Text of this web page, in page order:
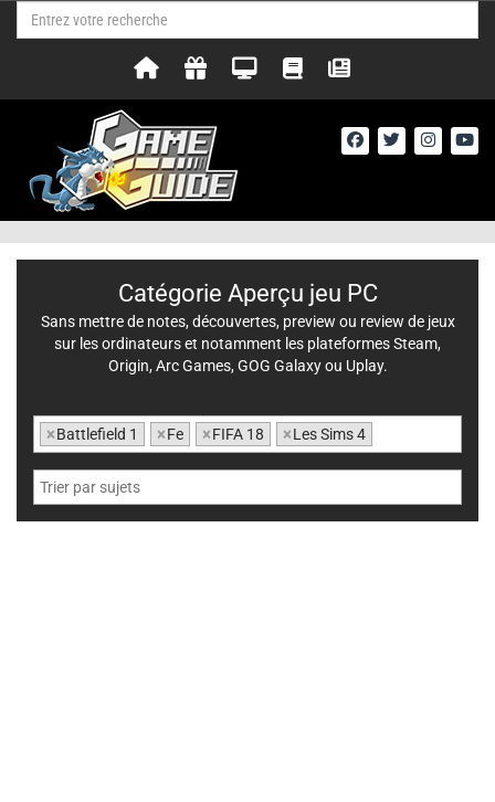
Catégorie Aperçu jeu PC
Sans mettre de notes, découvertes, preview ou review de jeux
sur les ordinateurs et notamment les plateformes Steam,
Origin, Arc Games, GOG Galaxy ou Uplay.
×Battlefield 1 ×Fe ×FIFA 18 ×Les Sims 4